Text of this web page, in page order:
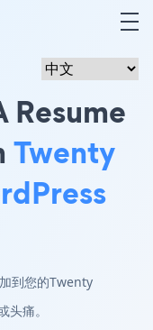
Resume
Twenty
到您的Twenty
痛。